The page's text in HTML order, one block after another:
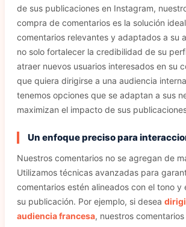
de sus publicaciones en Instagram,
compra de comentarios es la solución
comentarios relevantes y adaptados a su
no solo fortalecer la credibilidad de su
atraer nuevos usuarios interesados en su
que quiera dirigirse a una audiencia
tenemos opciones que se adaptan a sus
maximizan el impacto de sus
Un enfoque preciso para
Nuestros comentarios no se agregan de
Utilizamos técnicas avanzadas para
comentarios estén alineados con el tono y
su publicación. Por ejemplo, si desea
audiencia francesa, nuestros